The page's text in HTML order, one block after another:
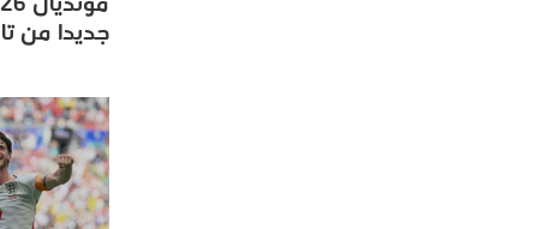
جديدا من
جديدا من